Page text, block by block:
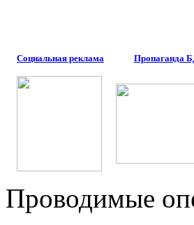
Социальная реклама Пропаганда
Проводимые